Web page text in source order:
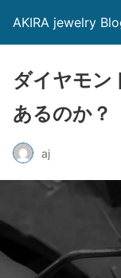
AKIRA jewelry
ダイヤモン
あるのか？
aj